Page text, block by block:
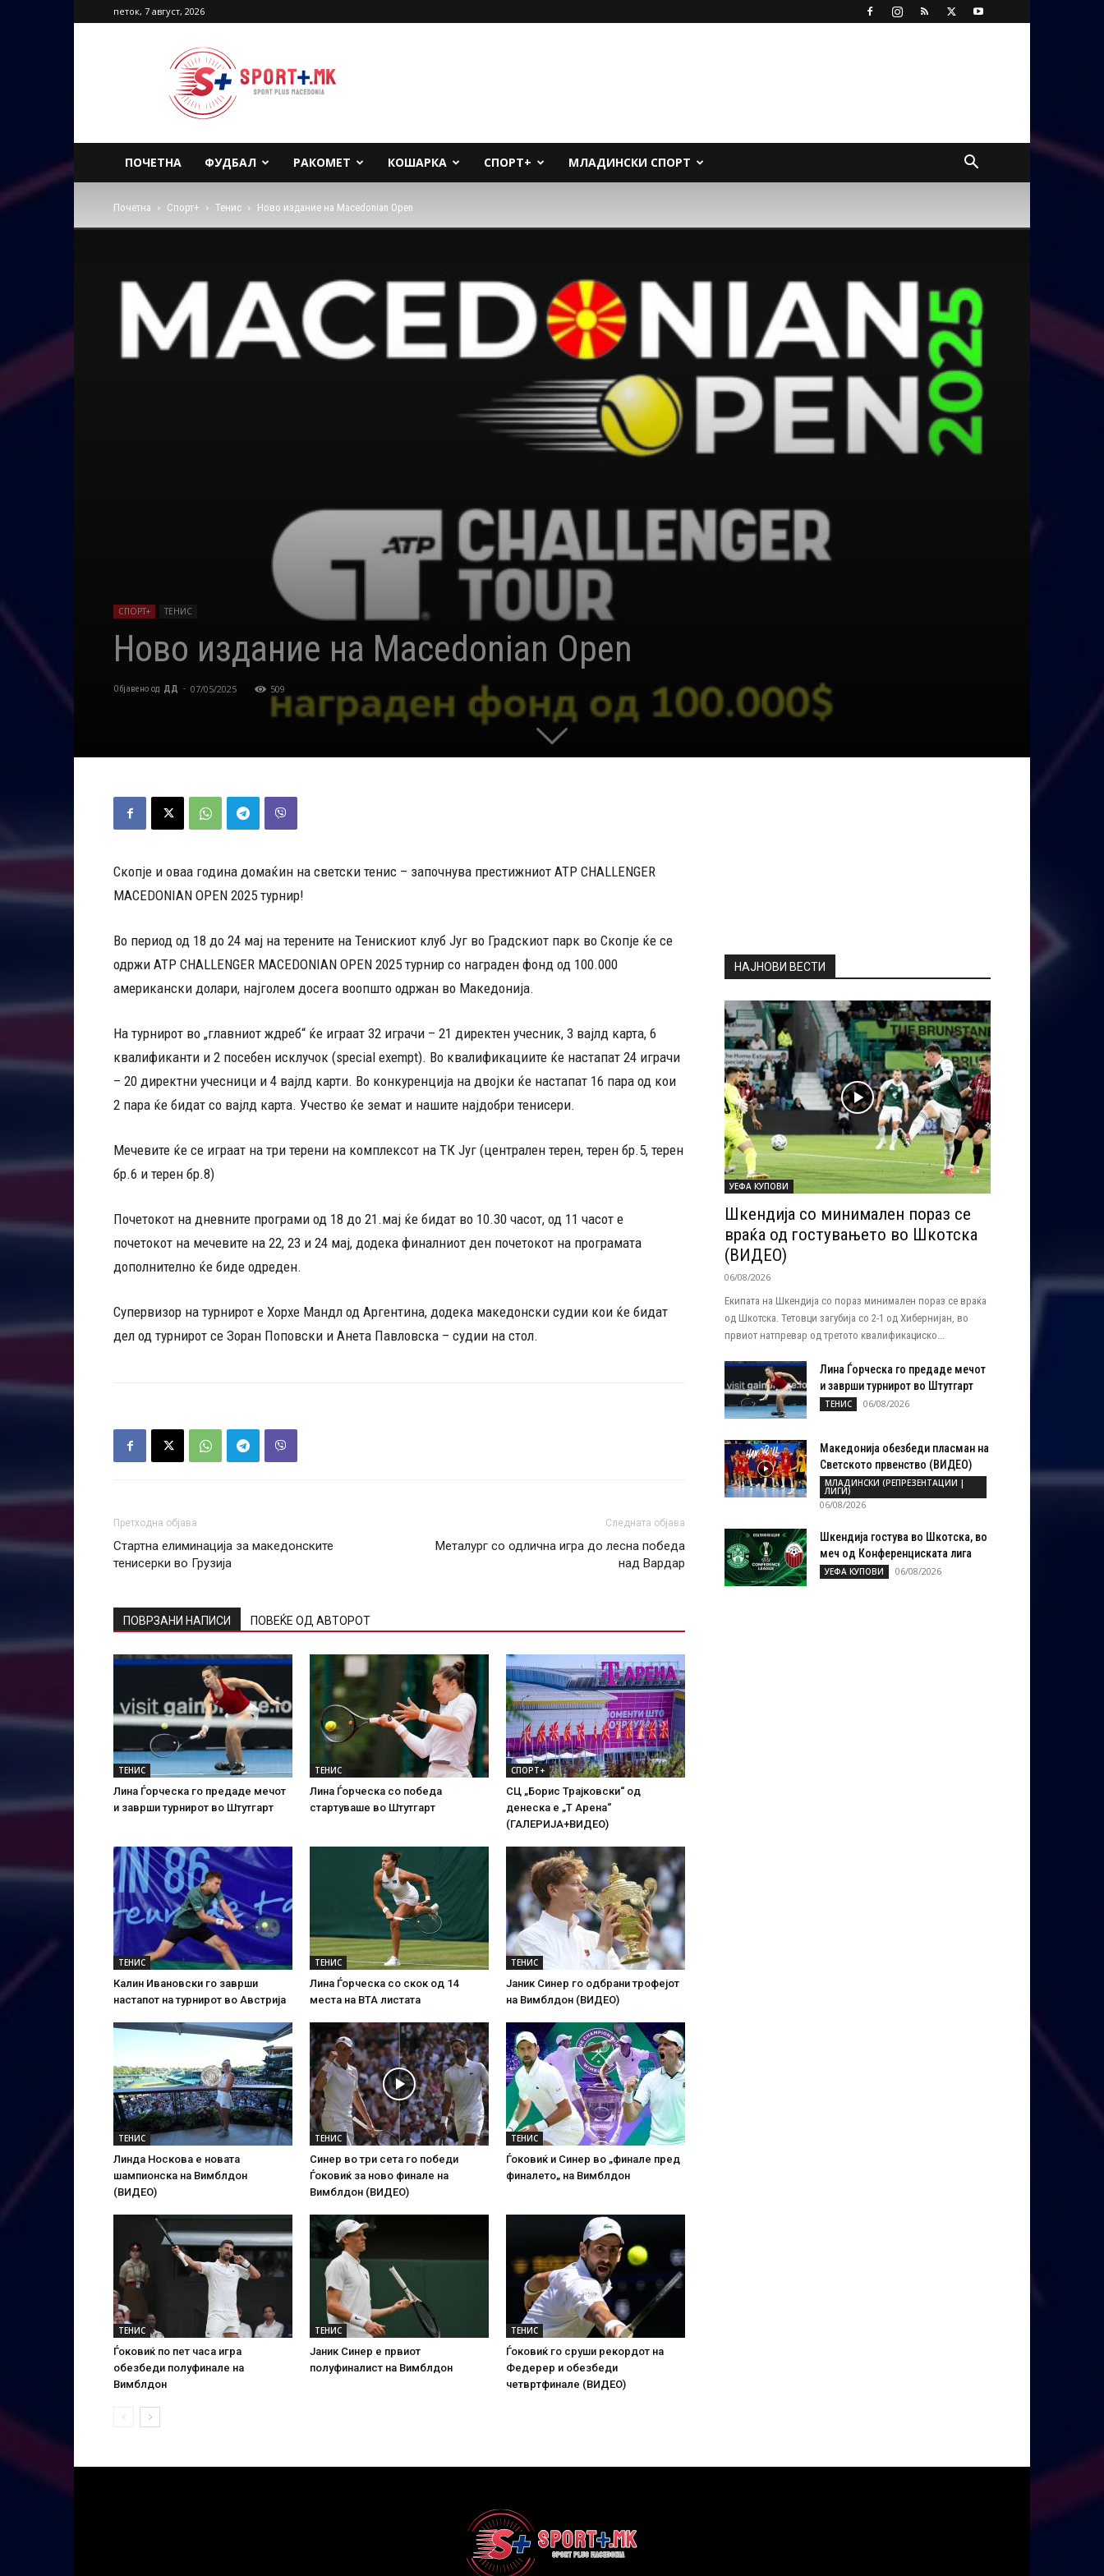
петок, 7 август, 2026
Sport
Plus
Macedonia
ПОЧЕТНА ФУДБАЛ РАКОМЕТ КОШАРКА СПОРТ+ МЛАДИНСКИ СПОРТ
Почетна Спорт+ Тенис Ново издание на Macedonian Open
СПОРТ+ ТЕНИС
Ново издание на Macedonian Open
Објавено од ДД - 07/05/2025 509
Скопје и оваа година домаќин на светски тенис – започнува престижниот ATP CHALLENGER
MACEDONIAN OPEN 2025 турнир!
Во период од 18 до 24 мај на терените на Тенискиот клуб Југ во Градскиот парк во Скопје ќе се
одржи ATP CHALLENGER MACEDONIAN OPEN 2025 турнир со награден фонд од 100.000
американски долари, најголем досега воопшто одржан во Македонија.
На турнирот во „главниот ждреб“ ќе играат 32 играчи – 21 директен учесник, 3 вајлд карта, 6
квалификанти и 2 посебен исклучок (special exempt). Во квалификациите ќе настапат 24 играчи
– 20 директни учесници и 4 вајлд карти. Во конкуренција на двојки ќе настапат 16 пара од кои
2 пара ќе бидат со вајлд карта. Учество ќе земат и нашите најдобри тенисери.
Мечевите ќе се играат на три терени на комплексот на ТК Југ (централен терен, терен бр.5, терен
бр.6 и терен бр.8)
Почетокот на дневните програми од 18 до 21.мај ќе бидат во 10.30 часот, од 11 часот е
почетокот на мечевите на 22, 23 и 24 мај, додека финалниот ден почетокот на програмата
дополнително ќе биде одреден.
Супервизор на турнирот е Хорхе Мандл од Аргентина, додека македонски судии кои ќе бидат
дел од турнирот се Зоран Поповски и Анета Павловска – судии на стол.
Претходна објава
Стартна елиминација за македонските
тенисерки во Грузија
Следната објава
Металург со одлична игра до лесна победа
над Вардар
ПОВРЗАНИ НАПИСИ ПОВЕЌЕ ОД АВТОРОТ
ТЕНИС
Лина Ѓорческа го предаде мечот
и заврши турнирот во Штутгарт
ТЕНИС
Лина Ѓорческа со победа
стартуваше во Штутгарт
СПОРТ+
СЦ „Борис Трајковски“ од
денеска е „Т Арена“
(ГАЛЕРИЈА+ВИДЕО)
ТЕНИС
Калин Ивановски го заврши
настапот на турнирот во Австрија
ТЕНИС
Лина Ѓорческа со скок од 14
места на ВТА листата
ТЕНИС
Јаник Синер го одбрани трофејот
на Вимблдон (ВИДЕО)
ТЕНИС
Линда Носкова е новата
шампионска на Вимблдон
(ВИДЕО)
ТЕНИС
Синер во три сета го победи
Ѓоковиќ за ново финале на
Вимблдон (ВИДЕО)
ТЕНИС
Ѓоковиќ и Синер во „финале пред
финалето„ на Вимблдон
ТЕНИС
Ѓоковиќ по пет часа игра
обезбеди полуфинале на
Вимблдон
ТЕНИС
Јаник Синер е првиот
полуфиналист на Вимблдон
ТЕНИС
Ѓоковиќ го сруши рекордот на
Федерер и обезбеди
четвртфинале (ВИДЕО)
НАЈНОВИ ВЕСТИ
УЕФА КУПОВИ
Шкендија со минимален пораз се
враќа од гостувањето во Шкотска
(ВИДЕО)
06/08/2026
Екипата на Шкендија со пораз минимален пораз се враќа
од Шкотска. Тетовци загубија со 2-1 од Хибернијан, во
првиот натпревар од третото квалификациско...
Лина Ѓорческа го предаде мечот
и заврши турнирот во Штутгарт
ТЕНИС 06/08/2026
Македонија обезбеди пласман на
Светското првенство (ВИДЕО)
МЛАДИНСКИ (РЕПРЕЗЕНТАЦИИ |
ЛИГИ)
06/08/2026
Шкендија гостува во Шкотска, во
меч од Конференциската лига
УЕФА КУПОВИ 06/08/2026